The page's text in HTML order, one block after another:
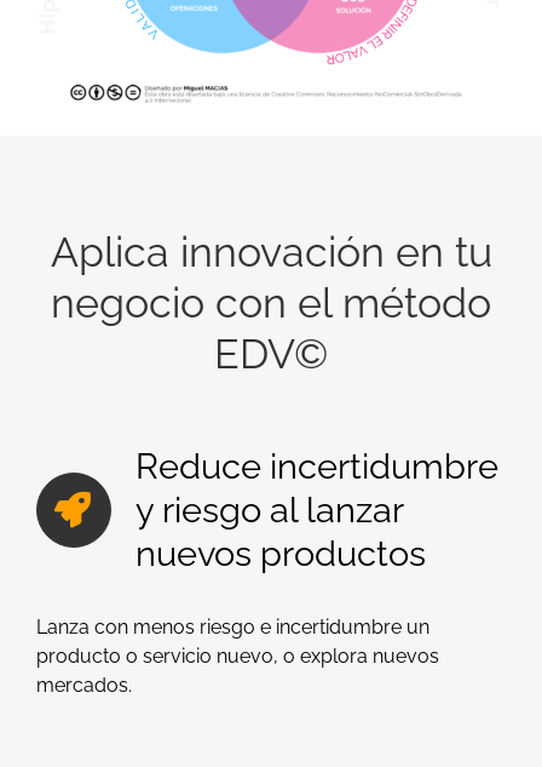
Aplica innovación en tu
negocio con el método
EDV©
Reduce incertidumbre
y riesgo al lanzar
nuevos productos
Lanza con menos riesgo e incertidumbre un
producto o servicio nuevo, o explora nuevos
mercados.